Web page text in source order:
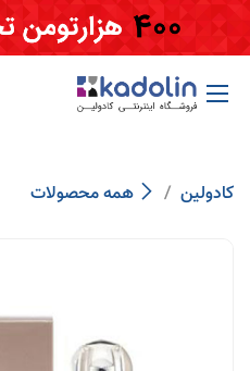
Skip to Content
کادولین همه محصولات